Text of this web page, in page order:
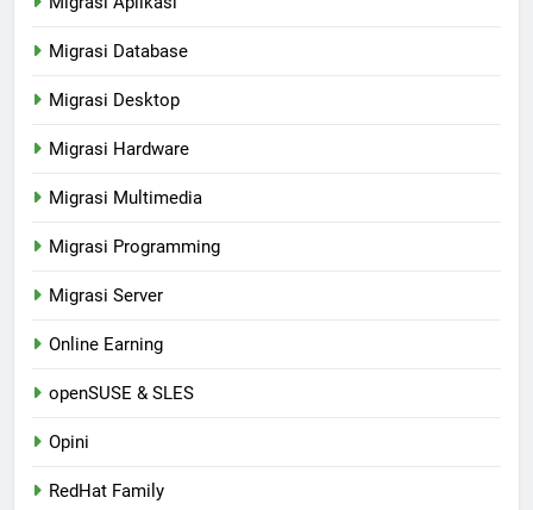
Migrasi Database
Migrasi Desktop
Migrasi Hardware
Migrasi Multimedia
Migrasi Programming
Migrasi Server
Online Earning
openSUSE & SLES
Opini
RedHat Family